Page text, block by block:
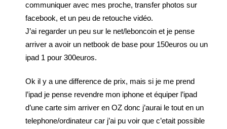
communiquer avec mes proche, transfer photos sur
facebook, et un peu de retouche vidéo.
J’ai regarder un peu sur le net/leboncoin et je pense
arriver a avoir un netbook de base pour 150euros ou un
ipad 1 pour 300euros.
Ok il y a une difference de prix, mais si je me prend
l’ipad je pense revendre mon iphone et équiper l’ipad
d’une carte sim arriver en OZ donc j’aurai le tout en un
telephone/ordinateur car j’ai pu voir que c’etait possible